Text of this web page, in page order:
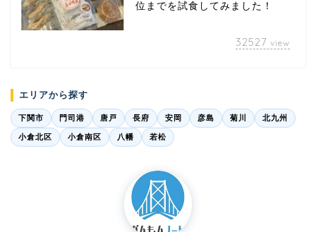
位までを試食してみました！
32527 view
エリアから探す
下関市 門司港 唐戸 長府 安岡 彦島 菊川 北九州
小倉北区 小倉南区 八幡 若松